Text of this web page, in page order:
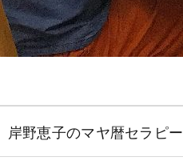
岸野恵子のマヤ暦セラピー